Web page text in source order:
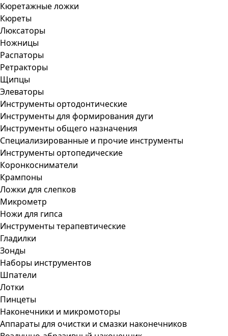
Кюретажные ложки
Кюреты
Люксаторы
Ножницы
Распаторы
Ретракторы
Щипцы
Элеваторы
Инструменты ортодонтические
Инструменты для формирования дуги
Инструменты общего назначения
Специализированные и прочие инструменты
Инструменты ортопедические
Коронкосниматели
Крампоны
Ложки для слепков
Микрометр
Ножи для гипса
Инструменты терапевтические
Гладилки
Зонды
Наборы инструментов
Шпатели
Лотки
Пинцеты
Наконечники и микромоторы
Аппараты для очистки и смазки наконечников